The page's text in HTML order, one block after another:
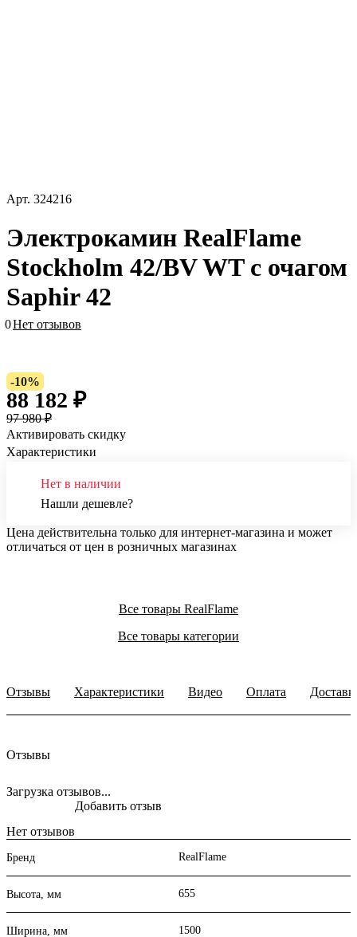
Арт. 324216
Электрокамин RealFlame
Stockholm 42/BV WT с очагом
Saphir 42
0Нет отзывов
-10%
88 182 ₽
97 980 ₽
Активировать скидку
Характеристики
Нет в наличии
Нашли дешевле?
Цена действительна только для интернет-магазина и может
отличаться от цен в розничных магазинах
Все товары RealFlame
Все товары категории
Отзывы Характеристики Видео Оплата
Отзывы
Загрузка отзывов...
Нет отзывов
Добавить отзыв
Бренд RealFlame
Высота, мм 655
Ширина, мм 1500